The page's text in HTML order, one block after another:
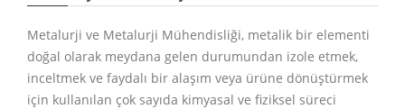
Metalurji ve Metalurji Mühendisliği, metalik bir elementi
doğal olarak meydana gelen durumundan izole etmek,
inceltmek ve faydalı bir alaşım veya ürüne dönüştürmek
için kullanılan çok sayıda kimyasal ve fiziksel süreci